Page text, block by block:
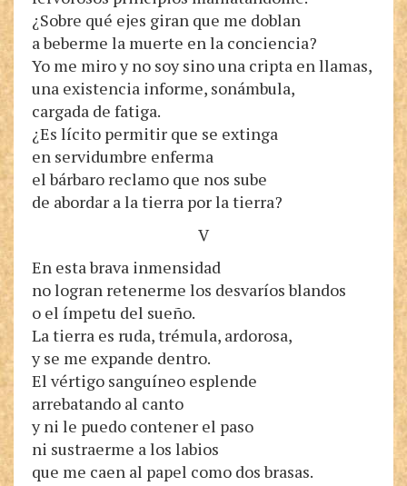
¿Sobre qué ejes giran que me doblan
a beberme la muerte en la conciencia?
Yo me miro y no soy sino una cripta en llamas,
una existencia informe, sonámbula,
cargada de fatiga.
¿Es lícito permitir que se extinga
en servidumbre enferma
el bárbaro reclamo que nos sube
de abordar a la tierra por la tierra?
V
En esta brava inmensidad
no logran retenerme los desvaríos blandos
o el ímpetu del sueño.
La tierra es ruda, trémula, ardorosa,
y se me expande dentro.
El vértigo sanguíneo esplende
arrebatando al canto
y ni le puedo contener el paso
ni sustraerme a los labios
que me caen al papel como dos brasas.